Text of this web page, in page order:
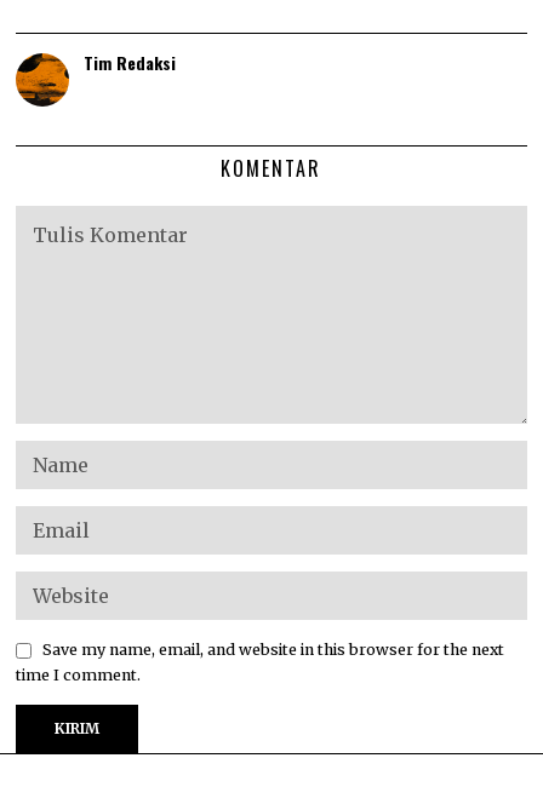
Tim Redaksi
KOMENTAR
Save my name, email, and website in this browser for the next
time I comment.